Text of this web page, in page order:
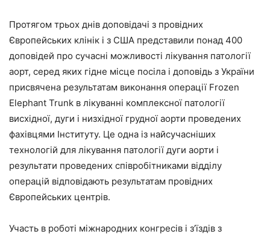
Протягом трьох днів доповідачі з провідних
Європейських клінік і з США представили понад 400
доповідей про сучасні можливості лікування патології
аорт, серед яких гідне місце посіла і доповідь з України
присвячена результатам виконання операції Frozen
Elephant Trunk в лікуванні комплексної патології
висхідної, дуги і низхідної грудної аорти проведених
фахівцями Інституту. Це одна із найсучасніших
технологій для лікування патології дуги аорти і
результати проведених співробітниками відділу
операцій відповідають результатам провідних
Європейських центрів.
Участь в роботі міжнародних конгресів і з’їздів з